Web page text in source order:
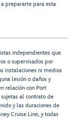
prepararte para esta
independientes que
o supervisados por
instalaciones ni medios
lesión o daños y
relación con Port
al contrato de
y las duraciones de
Cruise Line, y todas